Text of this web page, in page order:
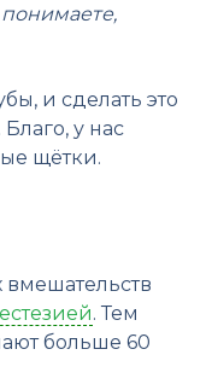
и сделать это
у нас
щётки.
вмешательств
. Тем
больше 60